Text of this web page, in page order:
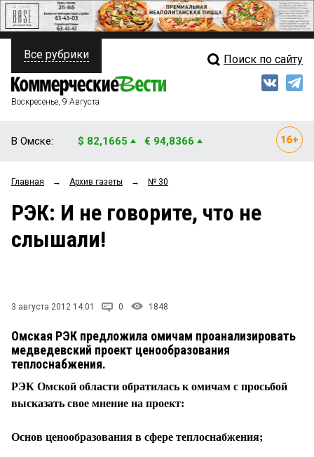
ПОЛИТИКА
ФИНАНСЫ
ОБЩЕСТВО
ЗАКОН
СТИЛЬ ЖИЗНИ
Свежий выпуск
Рейтинги
Все рубрики Поиск по сайту
Воскресенье, 9 Августа
В Омске: $ 82,1665 € 94,8366
Главная → Архив газеты → № 30
РЭК: И не говорите, что не
слышали!
3 августа 2012 14:01 0 1848
Омская РЭК предложила омичам проанализировать
медведевский проект ценообразования
теплоснабжения.
РЭК Омской области обратилась к омичам с просьбой
высказать свое мнение на проект:
Основ ценообразования в сфере теплоснабжения;